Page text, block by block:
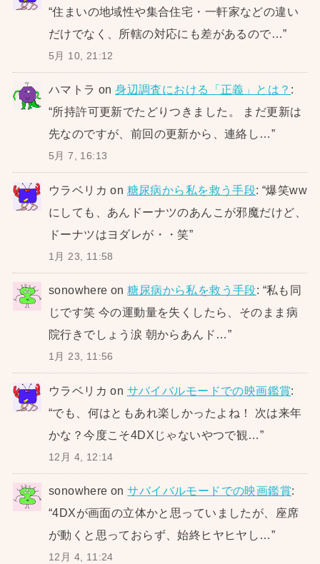
“住まいの地域性や集合住宅・一軒家などの違い
だけでなく、所轄の対応にも差があるので…”
5月 10, 21:12
ハマトラ on身辺調査における「正義」とは？ :
“所持許可更新でたどりつきました。 まだ更新は
先なのですが、前回の更新から、連絡し…”
5月 7, 16:13
ウラベリカ on 糖尿病から私を救う手段: “爆笑ww
にしても、あんドーナツのあんこが邪魔だけど、
ドーナツはヨダレが・・笑”
1月 23, 11:58
sonowhere on糖尿病から私を救う手段: “私も同
じです笑 今の運動量を失くしたら、そのまま病
院行きでしょう涙 朝からあんド…”
1月 23, 11:56
ウラベリカ on サバイバルモードでの映画鑑賞:
“でも、何はともあれ楽しかったよね！ 次は来年
かな？今度こそ4DXじゃないやつで観…”
12月 4, 12:14
sonowhere onサバイバルモードでの映画鑑賞:
“4DXが画面の立体かと思っていましたが、座席
が動くと思っておらず、始終ヒヤヒヤし…”
12月 4, 11:24